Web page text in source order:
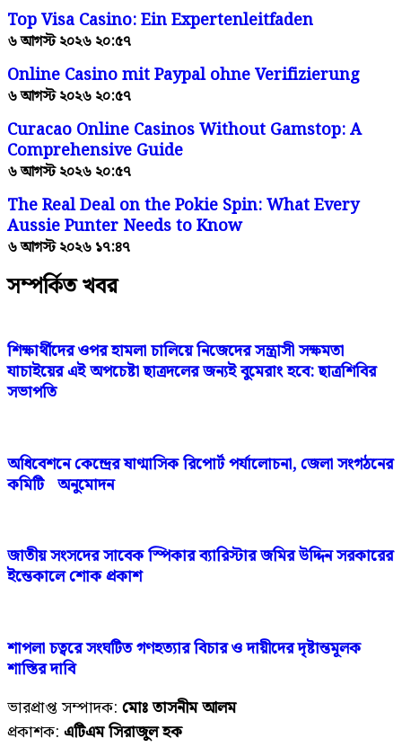
Top Visa Casino: Ein Expertenleitfaden
৬ আগস্ট ২০২৬ ২০:৫৭
Online Casino mit Paypal ohne Verifizierung
৬ আগস্ট ২০২৬ ২০:৫৭
Curacao Online Casinos Without Gamstop: A
Comprehensive Guide
৬ আগস্ট ২০২৬ ২০:৫৭
The Real Deal on the Pokie Spin: What Every
Aussie Punter Needs to Know
৬ আগস্ট ২০২৬ ১৭:৪৭
সম্পর্কিত খবর
শিক্ষার্থীদের ওপর হামলা চালিয়ে নিজেদের সন্ত্রাসী সক্ষমতা
যাচাইয়ের এই অপচেষ্টা ছাত্রদলের জন্যই বুমেরাং হবে: ছাত্রশিবির
সভাপতি
অধিবেশনে কেন্দ্রের ষাণ্মাসিক রিপোর্ট পর্যালোচনা, জেলা সংগঠনের
কমিটি অনুমোদন
জাতীয় সংসদের সাবেক স্পিকার ব্যারিস্টার জমির উদ্দিন সরকারের
ইন্তেকালে শোক প্রকাশ
শাপলা চত্বরে সংঘটিত গণহত্যার বিচার ও দায়ীদের দৃষ্টান্তমূলক
শাস্তির দাবি
ভারপ্রাপ্ত সম্পাদক: মোঃ তাসনীম আলম
প্রকাশক: এটিএম সিরাজুল হক